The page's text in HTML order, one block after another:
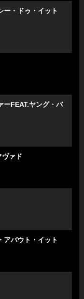
ー・ドゥ・イット
ーFEAT.ヤング・バ
ヴァド
アバウト・イット